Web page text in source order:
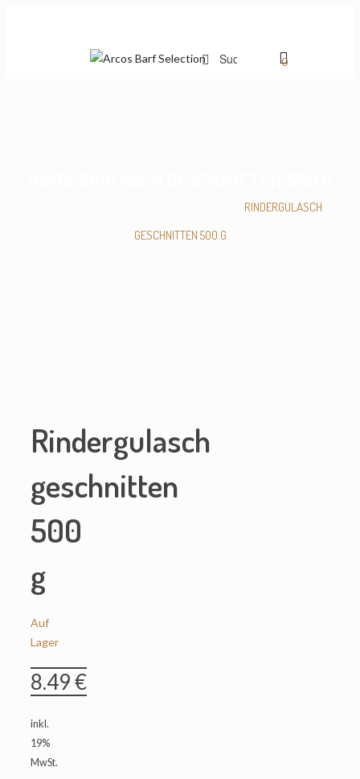
0
RINDERGULASCH
GESCHNITTEN 500 G
Rindergulasch
geschnitten
500
g
Auf
Lager
8.49€
inkl.
19%
MwSt.